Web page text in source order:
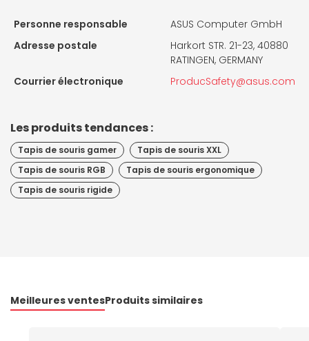
Personne responsable
ASUS Computer GmbH
Adresse postale
Harkort STR. 21-23, 40880
RATINGEN, GERMANY
Courrier électronique
ProducSafety@asus.com
Les produits tendances :
Tapis de souris gamer
Tapis de souris XXL
Tapis de souris RGB
Tapis de souris ergonomique
Tapis de souris rigide
Meilleures ventesProduits similaires